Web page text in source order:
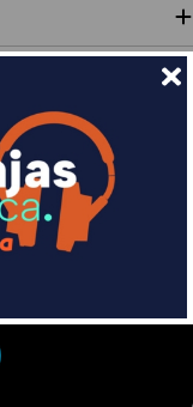
Sequra
por una